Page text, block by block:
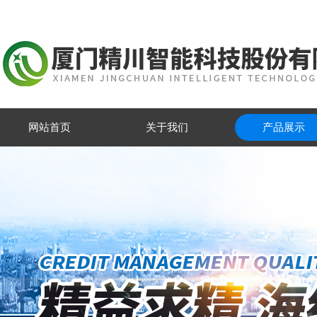
网站首页 关于我们 产品展示